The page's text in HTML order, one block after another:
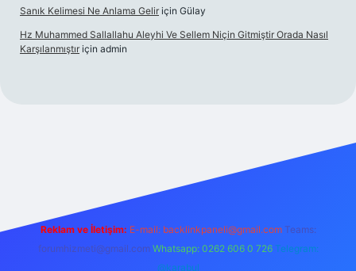
Sanık Kelimesi Ne Anlama Gelir için Gülay
Hz Muhammed Sallallahu Aleyhi Ve Sellem Niçin Gitmiştir Orada Nasıl
Karşılanmıştır için admin
Reklam ve İletişim: E-mail: backlinkpaneli@gmail.com Teams:
forumhizmeti@gmail.com Whatsapp: 0262 606 0 726 Telegram:
@karabul